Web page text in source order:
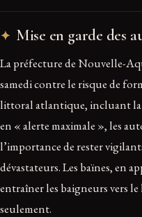
Mise en garde des
La préfecture de Nouvelle-
samedi contre le risque de
littoral atlantique, incluant
en « alerte maximale », les
l’importance de rester
dévastateurs. Les baïnes, en
entraîner les baigneurs vers
seulement.